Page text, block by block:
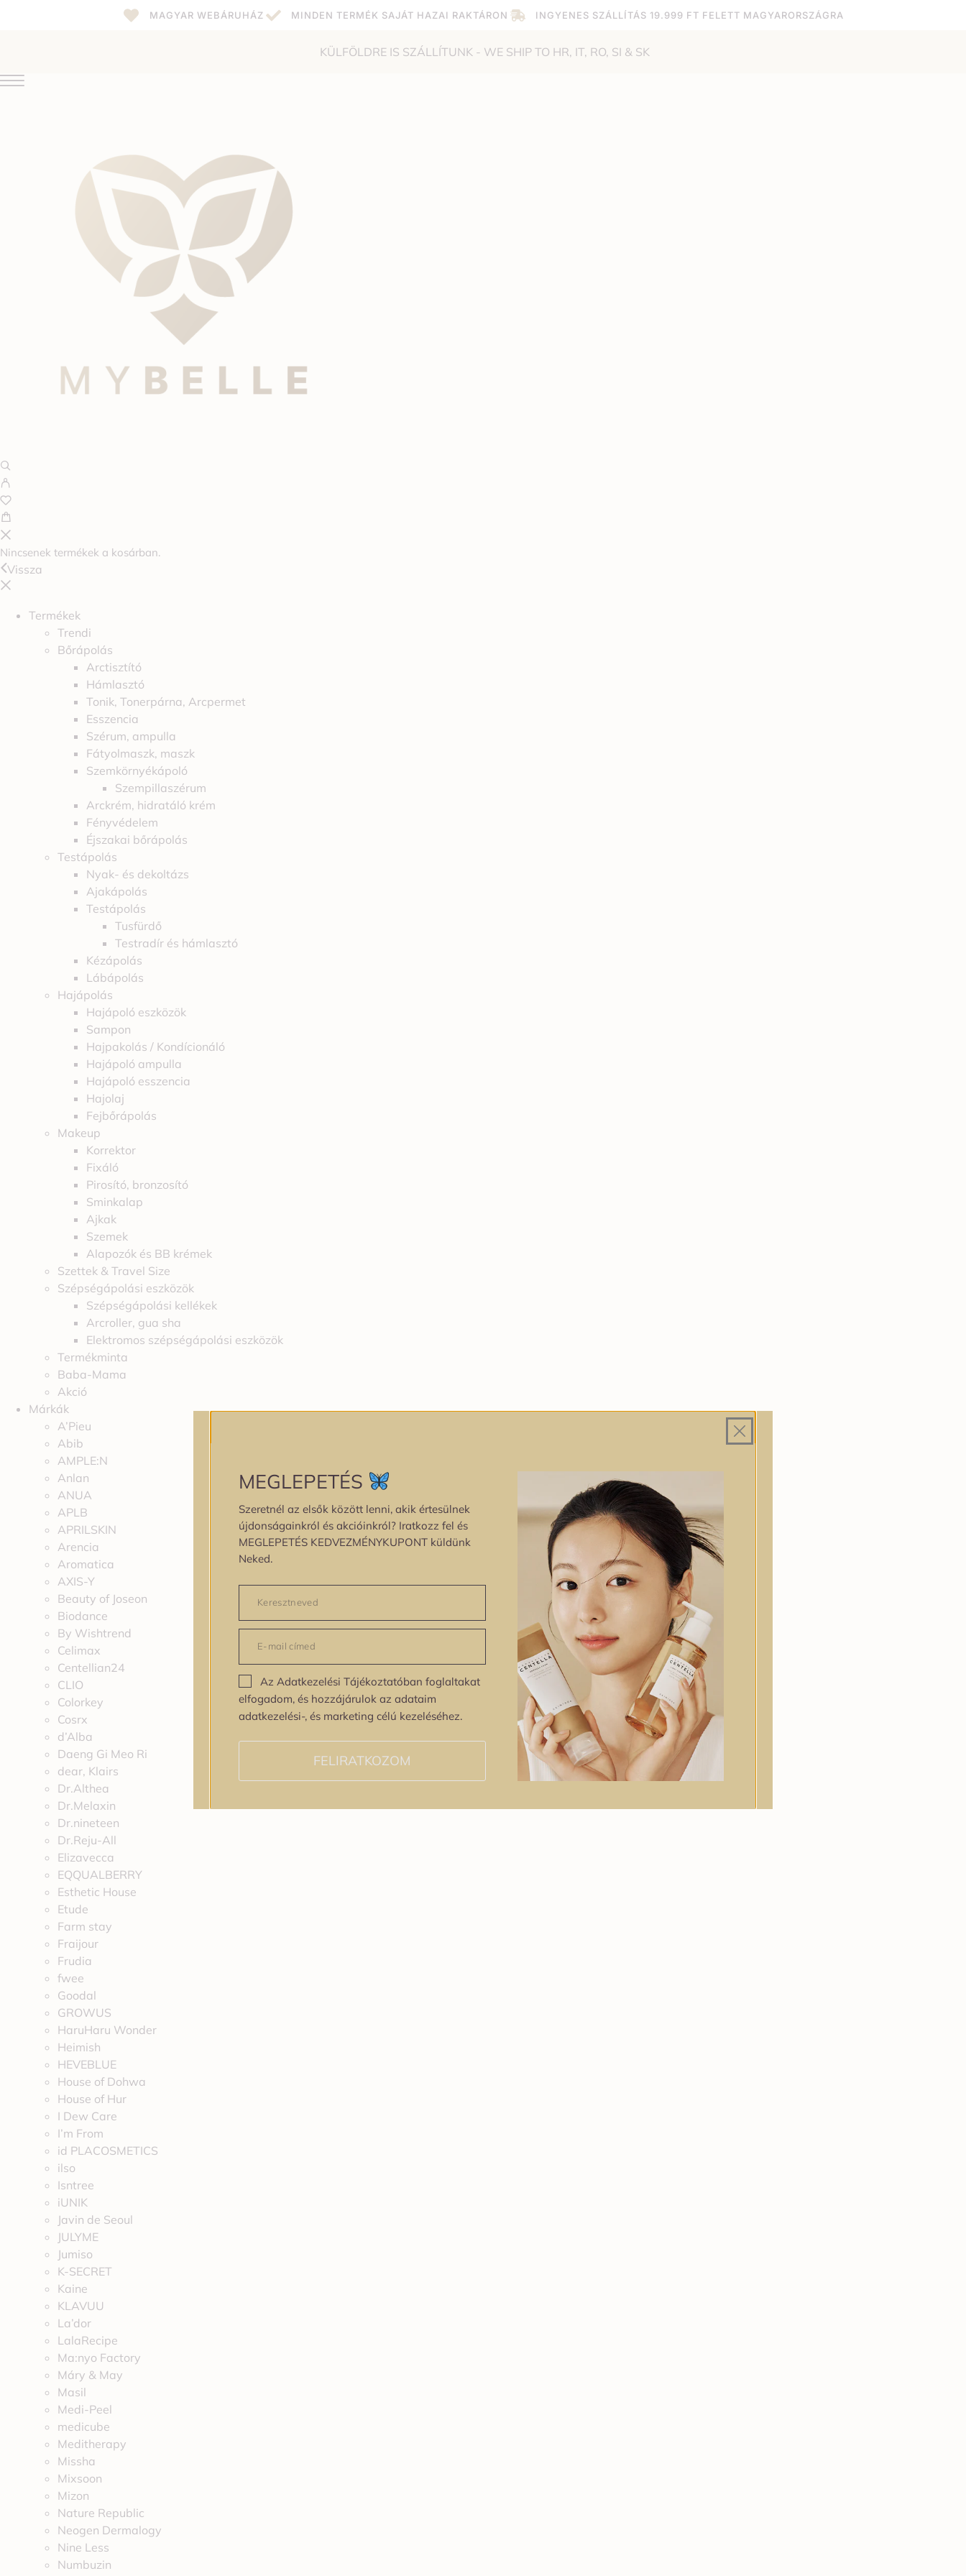
MAGYAR WEBÁRUHÁZ MINDEN TERMÉK SAJÁT HAZAI RAKTÁRON INGYENES SZÁLLÍTÁS 19.999 FT FELETT MAGYARORSZÁGRA
KÜLFÖLDRE IS SZÁLLÍTUNK - WE SHIP TO HR, IT, RO, SI & SK
Nincsenek termékek a kosárban.
Vissza
Termékek
Trendi
Bőrápolás
Arctisztító
Hámlasztó
Tonik, Tonerpárna, Arcpermet
Esszencia
Szérum, ampulla
Fátyolmaszk, maszk
Szemkörnyékápoló
Szempillaszérum
Arckrém, hidratáló krém
Fényvédelem
Éjszakai bőrápolás
Testápolás
Nyak- és dekoltázs
Ajakápolás
Testápolás
Tusfürdő
Testradír és hámlasztó
Kézápolás
Lábápolás
Hajápolás
Hajápoló eszközök
Sampon
Hajpakolás / Kondícionáló
Hajápoló ampulla
Hajápoló esszencia
Hajolaj
Fejbőrápolás
Makeup
Korrektor
Fixáló
Pirosító, bronzosító
Sminkalap
Ajkak
Szemek
Alapozók és BB krémek
Szettek & Travel Size
Szépségápolási eszközök
Szépségápolási kellékek
Arcroller, gua sha
Elektromos szépségápolási eszközök
Termékminta
Baba-Mama
Akció
Márkák
A’Pieu
Abib
AMPLE:N
Anlan
ANUA
APLB
APRILSKIN
Arencia
Aromatica
AXIS-Y
Beauty of Joseon
Biodance
By Wishtrend
Celimax
Centellian24
CLIO
Colorkey
Cosrx
d’Alba
Daeng Gi Meo Ri
dear, Klairs
Dr.Althea
Dr.Melaxin
Dr.nineteen
Dr.Reju-All
Elizavecca
EQQUALBERRY
Esthetic House
Etude
Farm stay
Fraijour
Frudia
fwee
Goodal
GROWUS
HaruHaru Wonder
Heimish
HEVEBLUE
House of Dohwa
House of Hur
I Dew Care
I’m From
id PLACOSMETICS
ilso
Isntree
iUNIK
Javin de Seoul
JULYME
Jumiso
K-SECRET
Kaine
KLAVUU
La’dor
LalaRecipe
Ma:nyo Factory
Máry & May
Masil
Medi-Peel
medicube
Meditherapy
Missha
Mixsoon
Mizon
Nature Republic
Neogen Dermalogy
Nine Less
Numbuzin
MEGLEPETÉS
Szeretnél az elsők között lenni, akik értesülnek
újdonságainkról és akcióinkról? Iratkozz fel és
MEGLEPETÉS KEDVEZMÉNYKUPONT küldünk
Neked.
Az Adatkezelési Tájékoztatóban foglaltakat
elfogadom, és hozzájárulok az adataim
adatkezelési-, és marketing célú kezeléséhez.
FELIRATKOZOM